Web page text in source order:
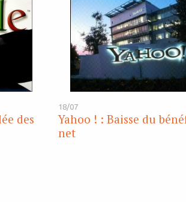
des
18/07
Yahoo ! : Baisse du
net